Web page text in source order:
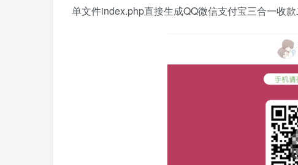
单文件index.php直接生成QQ微信支付宝三合一收